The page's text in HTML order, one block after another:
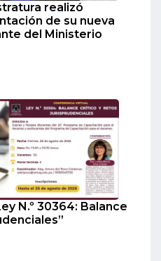
realizó
de su nueva
del Ministerio
N.º 30364: Balance